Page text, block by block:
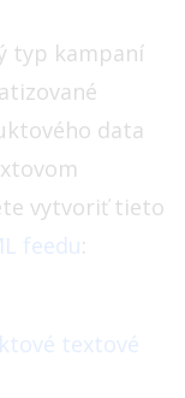
typ kampaní
data
vytvoriť tieto
feedu:
textové